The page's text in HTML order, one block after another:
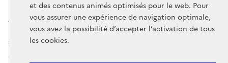
et des contenus animés optimisés pour le web. Pour
vous assurer une expérience de navigation optimale,
vous avez la possibilité d’accepter l’activation de tous
les cookies.
data.gouv.fr
legifrance.gouv.fr
service-public.gouv.fr